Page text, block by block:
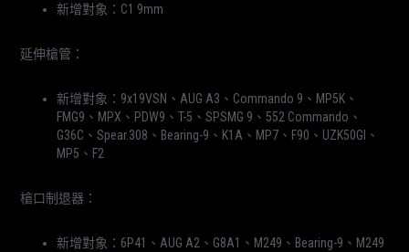
新增對象：C1 9mm
延伸槍管：
新增對象：9x19VSN、AUG A3、Commando 9、MP5K、
FMG9、MPX、PDW9、T-5、SPSMG 9、552 Commando、
G36C、Spear.308、Bearing-9、K1A、MP7、F90、UZK50GI、
MP5、F2
槍口制退器：
新增對象：6P41、AUG A2、G8A1、M249、Bearing-9、M249